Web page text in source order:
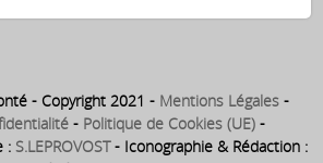
- Copyright 2021 - Mentions Légales -
- Politique de Cookies (UE) -
: S.LEPROVOST- Iconographie & Rédaction :